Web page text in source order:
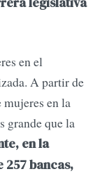
en el
A partir de
en la
grande que la
en la
257 bancas,